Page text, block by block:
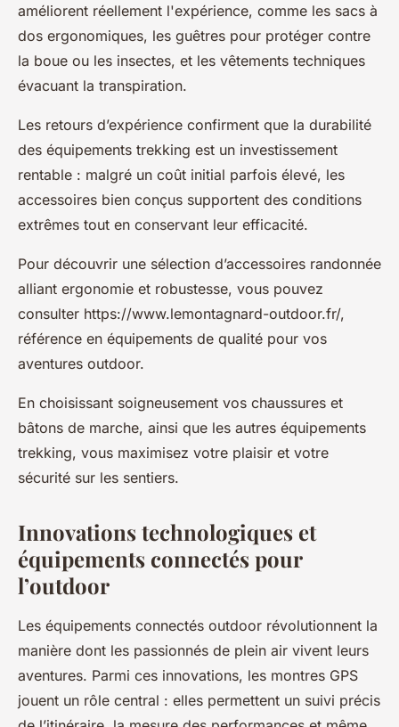
améliorent réellement l'expérience, comme les sacs à
dos ergonomiques, les guêtres pour protéger contre
la boue ou les insectes, et les vêtements techniques
évacuant la transpiration.
Les retours d’expérience confirment que la durabilité
des équipements trekking est un investissement
rentable : malgré un coût initial parfois élevé, les
accessoires bien conçus supportent des conditions
extrêmes tout en conservant leur efficacité.
Pour découvrir une sélection d’accessoires randonnée
alliant ergonomie et robustesse, vous pouvez
consulter https://www.lemontagnard-outdoor.fr/,
référence en équipements de qualité pour vos
aventures outdoor.
En choisissant soigneusement vos chaussures et
bâtons de marche, ainsi que les autres équipements
trekking, vous maximisez votre plaisir et votre
sécurité sur les sentiers.
Innovations technologiques et
équipements connectés pour
l’outdoor
Les équipements connectés outdoor révolutionnent la
manière dont les passionnés de plein air vivent leurs
aventures. Parmi ces innovations, les montres GPS
jouent un rôle central : elles permettent un suivi précis